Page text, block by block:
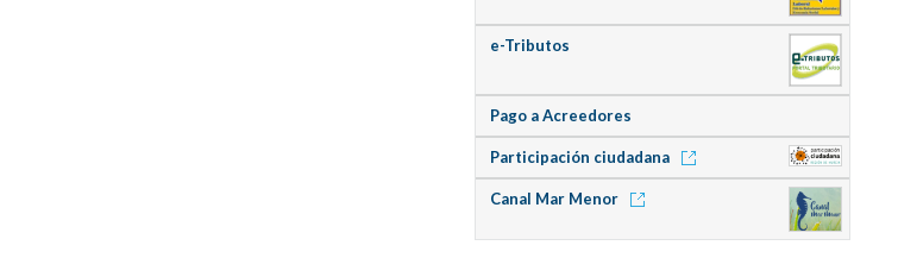
e-Tributos
Pago a Acreedores
Participación ciudadana
Canal Mar Menor